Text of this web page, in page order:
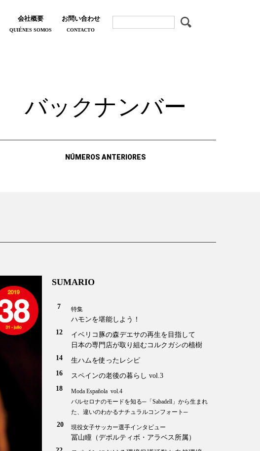
会社概要
QUIÉNES SOMOS
お問い合わせ
CONTACTO
バックナンバー
NÚMEROS ANTERIORES
SUMARIO
7 特集
ハモンを堪能しよう！
12
イベリコ豚の森デエサの再生を目指して
日本の専門店が取り組むコルクガシの植樹
14
生ハムを使ったレシピ
16
スペインの老後の暮らし vol.3
18
Moda Española vol.4
バルセロナのモードを知る─ 「Sabadell」から生まれ
た、違いのわかるナチュラルコンフォート─
20 現役女子サッカー選手インタビュー
冨山瞳（デポルティボ・アラベス所属）